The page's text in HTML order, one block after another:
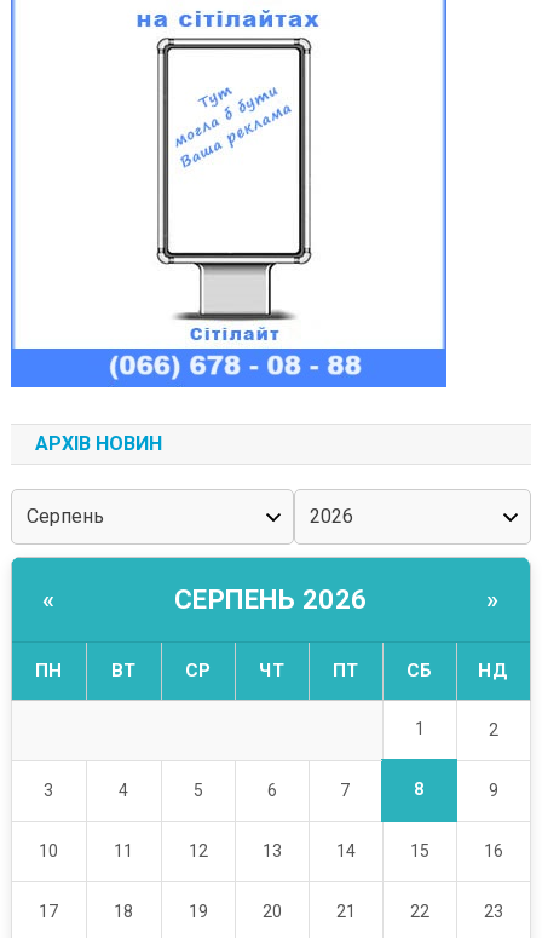
АРХІВ НОВИН
« СЕРПЕНЬ 2026 »
ПН ВТ СР ЧТ ПТ СБ НД
1 2
3 4 5 6 7 8 9
10 11 12 13 14 15 16
17 18 19 20 21 22 23